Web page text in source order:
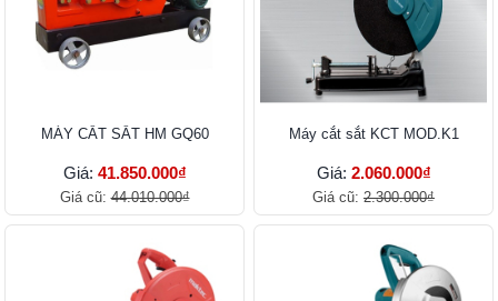
MÁY CẮT SẮT HM GQ60
Giá: 41.850.000₫
Giá cũ:44.010.000₫
Máy cắt sắt KCT MOD.K1
Giá: 2.060.000₫
Giá cũ: 2.300.000₫